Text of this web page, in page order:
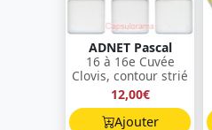
ADNET Pascal
16 à 16e Cuvée
Clovis, contour strié
12,00€
Ajouter